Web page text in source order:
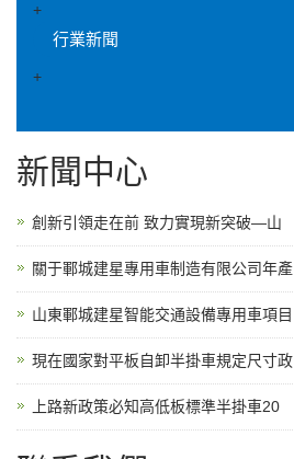
+
行業新聞
+
新聞中心
創新引領走在前 致力實現新突破—山
關于鄆城建星專用車制造有限公司年產
山東鄆城建星智能交通設備專用車項目
現在國家對平板自卸半掛車規定尺寸政
上路新政策必知高低板標準半掛車20